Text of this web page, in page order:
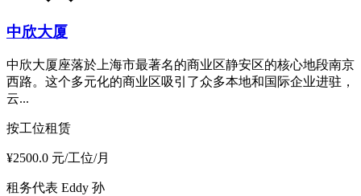
中欣大厦
中欣大厦座落於上海市最著名的商业区静安区的核心地段南京
西路。这个多元化的商业区吸引了众多本地和国际企业进驻，
云...
按工位租赁
¥2500.0 元/工位/月
租务代表 Eddy 孙